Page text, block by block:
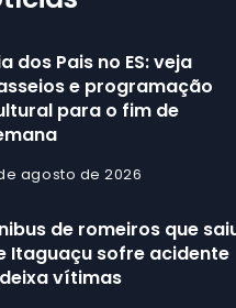
dos Pais no ES: veja
e programação
para o fim de
agosto de 2026
de romeiros que
Itaguaçu sofre acidente
vítimas